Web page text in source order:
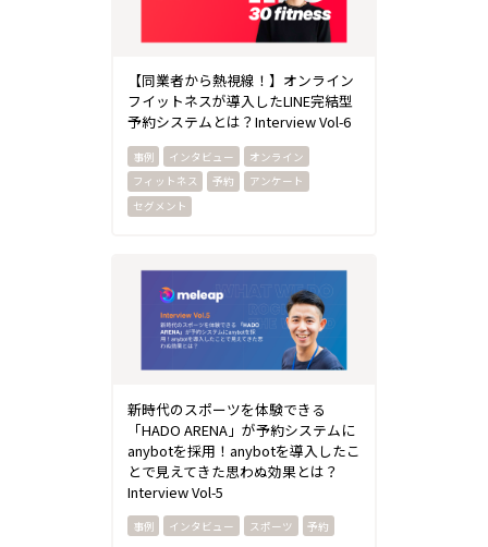
【同業者から熱視線！】オンライン
フイットネスが導入したLINE完結型
予約システムとは？Interview Vol-6
インタビュー
オンライン
フィットネス
予約
アンケート
セグメント
新時代のスポーツを体験できる
「HADO ARENA」が予約システムに
anybotを採用！anybotを導入したこ
とで見えてきた思わぬ効果とは？
Interview Vol-5
インタビュー スポーツ 予約